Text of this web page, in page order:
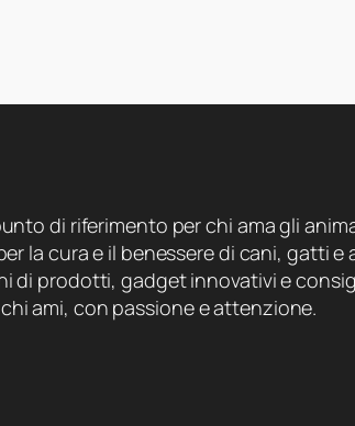
di riferimento per chi ama gli
la cura e il benessere di cani, gatti e
di prodotti, gadget innovativi e
ami, con passione e attenzione.